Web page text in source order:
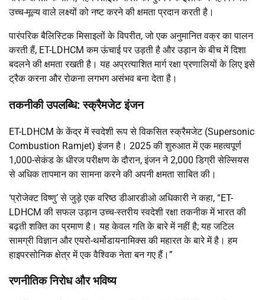
उच्च-मूल्य वाले लक्ष्यों को नष्ट करने की क्षमता प्रदान करती है।
पारंपरिक बैलिस्टिक मिसाइलों के विपरीत, जो एक अनुमानित वक्र का पालन
करती हैं, ET-LDHCM कम ऊंचाई पर उड़ती है और उड़ान के बीच में दिशा
बदलने की क्षमता रखती है। यह अप्रत्याशित मार्ग रक्षा प्रणालियों के लिए इसे
ट्रैक करना और रोकना लगभग असंभव बना देता है।
तकनीकी उपलब्धि: स्क्रैमजेट इंजन
ET-LDHCM के केंद्र में स्वदेशी रूप से विकसित स्क्रैमजेट (Supersonic
Combustion Ramjet) इंजन है। 2025 की शुरुआत में एक महत्वपूर्ण
1,000-सेकंड के धीरज परीक्षण के दौरान, इंजन ने 2,000 डिग्री सेल्सियस
से अधिक तापमान का सामना करने की अपनी क्षमता साबित की।
‘प्रोजेक्ट विष्णु’ से जुड़े एक वरिष्ठ डीआरडीओ अधिकारी ने कहा, “ET-
LDHCM की सफल उड़ान उच्च-स्तरीय स्वदेशी रक्षा तकनीक में भारत की
बढ़ती शक्ति का प्रमाण है। यह केवल गति के बारे में नहीं है; यह जटिल
सामग्री विज्ञान और एयरो-थर्मोडायनामिक्स की महारत के बारे में है। हम
हाइपरसोनिक क्षेत्र में एक वैश्विक नेता बन गए हैं।”
रणनीतिक निरोध और भविष्य